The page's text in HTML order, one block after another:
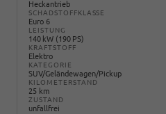
Heckantrieb
SCHADSTOFFKLASSE
Euro 6
LEISTUNG
140 kW (190 PS)
KRAFTSTOFF
Elektro
KATEGORIE
SUV/Geländewagen/Pickup
KILOMETERSTAND
25 km
ZUSTAND
unfallfrei